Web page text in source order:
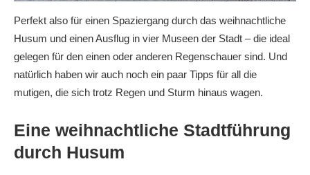
Perfekt also für einen Spaziergang durch das weihnachtliche
Husum und einen Ausflug in vier Museen der Stadt – die ideal
gelegen für den einen oder anderen Regenschauer sind. Und
natürlich haben wir auch noch ein paar Tipps für all die
mutigen, die sich trotz Regen und Sturm hinaus wagen.
Eine weihnachtliche Stadtführung
durch Husum